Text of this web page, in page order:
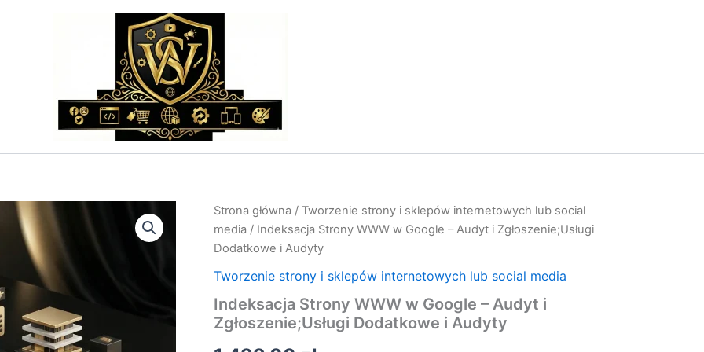
Strona główna / Tworzenie strony i sklepów internetowych lub social
media / Indeksacja Strony WWW w Google – Audyt i Zgłoszenie;Usługi
Dodatkowe i Audyty
Tworzenie strony i sklepów internetowych lub social media
Indeksacja Strony WWW w Google – Audyt i
Zgłoszenie;Usługi Dodatkowe i Audyty
ilość
Indeksacja
WWW
w
-
Audyt
Zgłoszenie;Usługi